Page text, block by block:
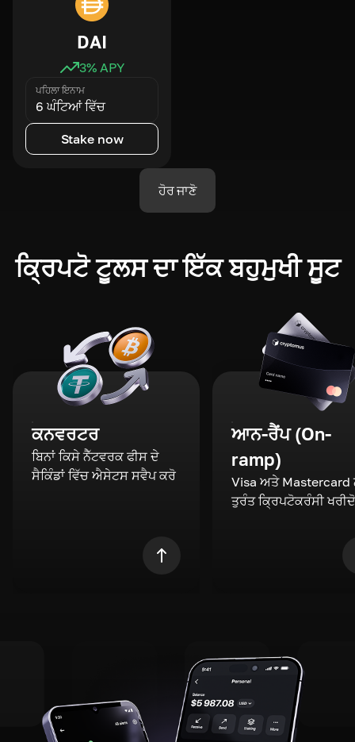
DAI
3% APY
ਪਹਿਲਾ ਇਨਾਮ
6 ਘੰਟਿਆਂ ਵਿੱਚ
Stake now
ਹੋਰ ਜਾਣੋ
ਕ੍ਰਿਪਟੋ ਟੂਲਸ ਦਾ ਇੱਕ ਬਹੁਮੁਖੀ ਸੂਟ
ਕਨਵਰਟਰ
ਬਿਨਾਂ ਕਿਸੇ ਨੈੱਟਵਰਕ ਫੀਸ ਦੇ
ਸੈਕਿੰਡਾਂ ਵਿੱਚ ਐਸੇਟਸ ਸਵੈਪ ਕਰੋ
ਆਨ-ਰੈਂਪ (On-
ramp)
Visa ਅਤੇ Mastercard
ਤੁਰੰਤ ਕ੍ਰਿਪਟੋਕਰੰਸੀ ਖਰੀਦੋ